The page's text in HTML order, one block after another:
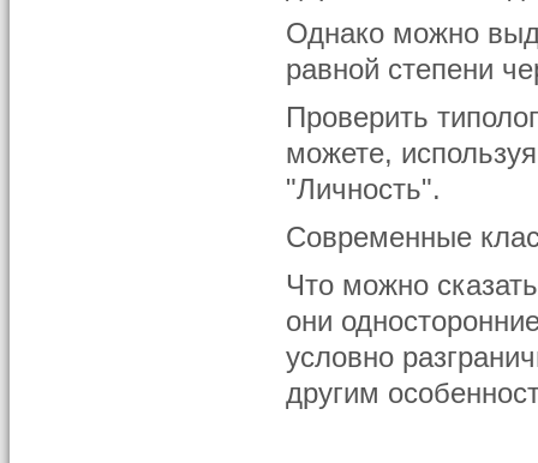
Однако можно
равной степени
Проверить
можете,
"Личность".
Современные
Что можно
они
условно
другим